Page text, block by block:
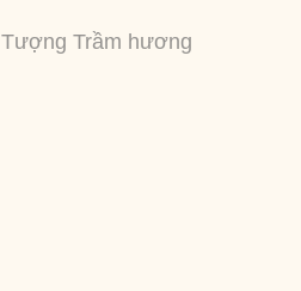
Tượng Trầm hương